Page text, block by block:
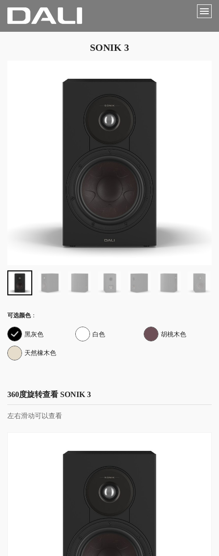
SONIK 3
可选颜色：
黑灰色 白色 胡桃木色
天然橡木色
360度旋转查看 SONIK 3
左右滑动可以查看